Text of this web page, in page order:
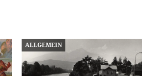
ALLGEMEIN